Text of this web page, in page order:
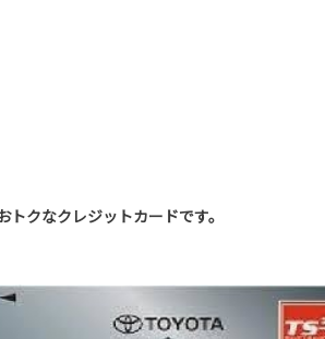
クなクレジットカードです。